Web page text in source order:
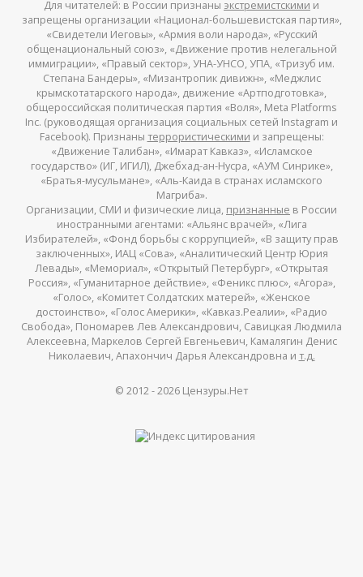
Для читателей: в России признаны экстремистскими и
запрещены организации «Национал-большевистская партия»,
«Свидетели Иеговы», «Армия воли народа», «Русский
общенациональный союз», «Движение против нелегальной
иммиграции», «Правый сектор», УНА-УНСО, УПА, «Тризуб им.
Степана Бандеры», «Мизантропик дивижн», «Меджлис
крымскотатарского народа», движение «Артподготовка»,
общероссийская политическая партия «Воля», Meta Platforms
Inc. (руководящая организация социальных сетей Instagram и
Facebook). Признаны террористическими и запрещены:
«Движение Талибан», «Имарат Кавказ», «Исламское
государство» (ИГ, ИГИЛ), Джебхад-ан-Нусра, «АУМ Синрике»,
«Братья-мусульмане», «Аль-Каида в странах исламского
Магриба».
Организации, СМИ и физические лица, признанные в России
иностранными агентами: «Альянс врачей», «Лига
Избирателей», «Фонд борьбы с коррупцией», «В защиту прав
заключенных», ИАЦ «Сова», «Аналитический Центр Юрия
Левады», «Мемориал», «Открытый Петербург», «Открытая
Россия», «Гуманитарное действие», «Феникс плюс», «Агора»,
«Голос», «Комитет Солдатских матерей», «Женское
достоинство», «Голос Америки», «Кавказ.Реалии», «Радио
Свобода», Пономарев Лев Александрович, Савицкая Людмила
Алексеевна, Маркелов Сергей Евгеньевич, Камалягин Денис
Николаевич, Апахончич Дарья Александровна и т.д.
© 2012 -2026 Цензуры.Нет